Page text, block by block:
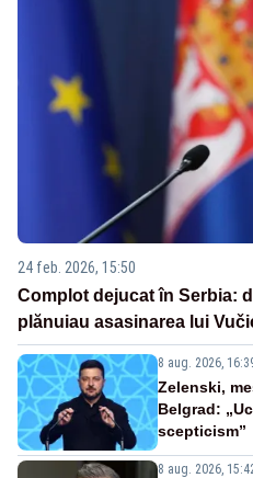
24 feb. 2026, 15:50
Complot dejucat în Serbia:
plănuiau asasinarea lui
8 aug. 2026,
Zelenski,
Belgrad:
scepticism”
8 aug. 2026,